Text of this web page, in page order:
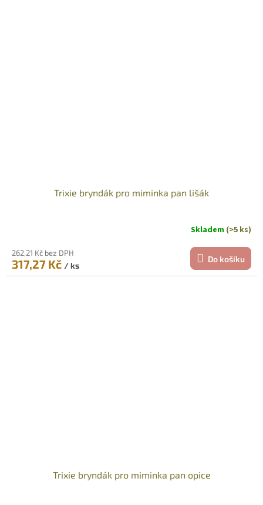
Trixie bryndák pro miminka pan lišák
Skladem (>5 ks)
262,21 Kč bez DPH
317,27 Kč / ks
Do košíku
Trixie bryndák pro miminka pan opice